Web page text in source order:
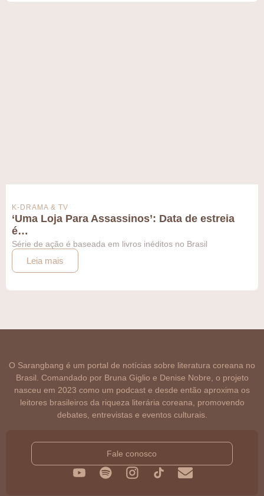
K-DRAMA & TV
‘Uma Loja Para Assassinos’: Data de estreia
é…
Série de ação é baseada em livros inéditos no Brasil
Leia mais
O Sarangbang é um portal de notícias sobre literatura coreana no
Brasil. Comandado por Bruna Giglio e Denise Nobre, o projeto
nasceu em 2023 como um podcast e desde então aproxima os
leitores brasileiros da riqueza literária coreana, promovendo
debates, entrevistas e eventos culturais.
Fale conosco